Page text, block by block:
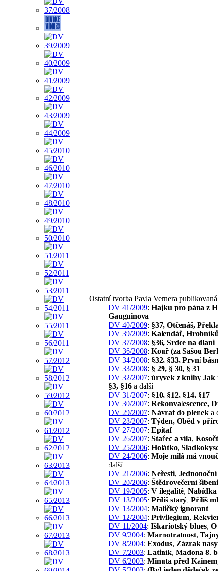
Ostatní tvorba Pavla Vernera
DV 41/2009: Hajku pro pána z
Gauguinova
DV 40/2009: §37, Otčenáš,
DV 39/2009: Kalendář,
DV 37/2008: §36, Srdce na dlani
DV 36/2008: Kouř (za Sašou
DV 34/2008: §32, §33, První
DV 33/2008: § 29, § 30, § 31
DV 32/2007: úryvek z knihy Jak
§3, §16 a další
DV 31/2007: §10, §12, §14, §17
DV 30/2007: Rekonvalescence,
DV 29/2007: Návrat do plenek a
DV 28/2007: Týden, Oběd v
DV 27/2007: Epitaf
DV 26/2007: Stařec a víla,
DV 25/2006: Holátko,
DV 24/2006: Moje milá má
další
DV 21/2006: Neřesti,
DV 20/2006: Štědrovečerní
DV 19/2005: V ilegalitě, Nabídka
DV 18/2005: Příliš starý, Příliš
DV 13/2004: Maličký ignorant
DV 12/2004: Privilegium,
DV 11/2004: Iškariotský blues, O
DV 9/2004: Marnotratnost,
DV 8/2004: Exodus, Zázrak
DV 7/2003: Latiník, Madona 8.
DV 6/2003: Minuta před Kainem